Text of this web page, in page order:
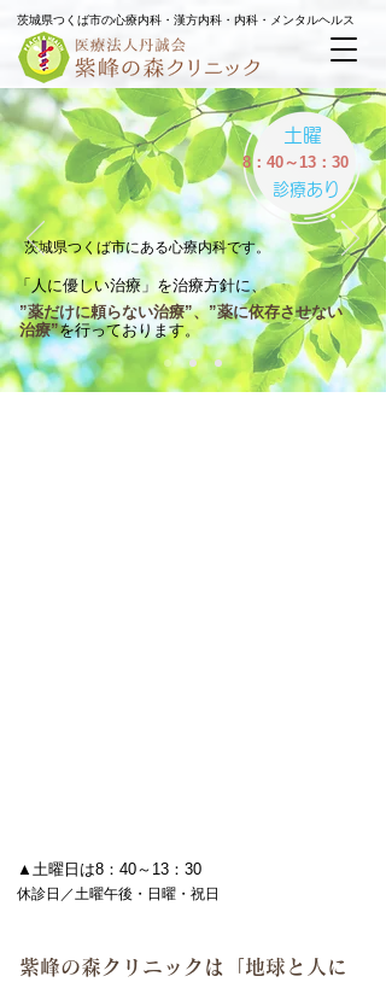
茨城県つくば市の心療内科・漢方内科・内科・メンタルヘルス
▲土曜日は8：40～13：30
休診日／土曜午後・日曜・祝日
紫峰の森クリニックは「地球と人に
土曜
診療あり
8：40～13：30
茨城県つくば市にある心療内科です。
「人に優しい治療」を治療方針に、
”薬だけに頼らない治療”、”薬に依存させない
治療”を行っております。